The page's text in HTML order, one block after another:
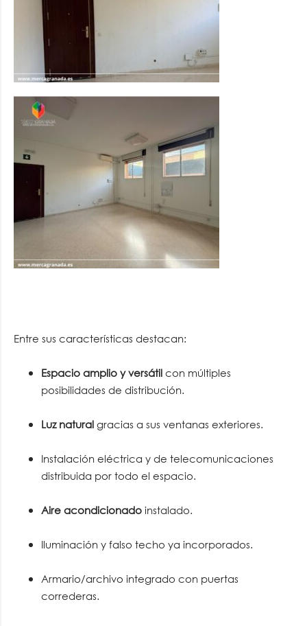
Entre sus características destacan:
Espacio amplio y versátil con múltiples
posibilidades de distribución.
Luz natural gracias a sus ventanas exteriores.
Instalación eléctrica y de telecomunicaciones
distribuida por todo el espacio.
Aire acondicionado instalado.
Iluminación y falso techo ya incorporados.
Armario/archivo integrado con puertas
correderas.